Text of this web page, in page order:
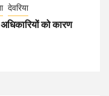
देवरिया
को कारण